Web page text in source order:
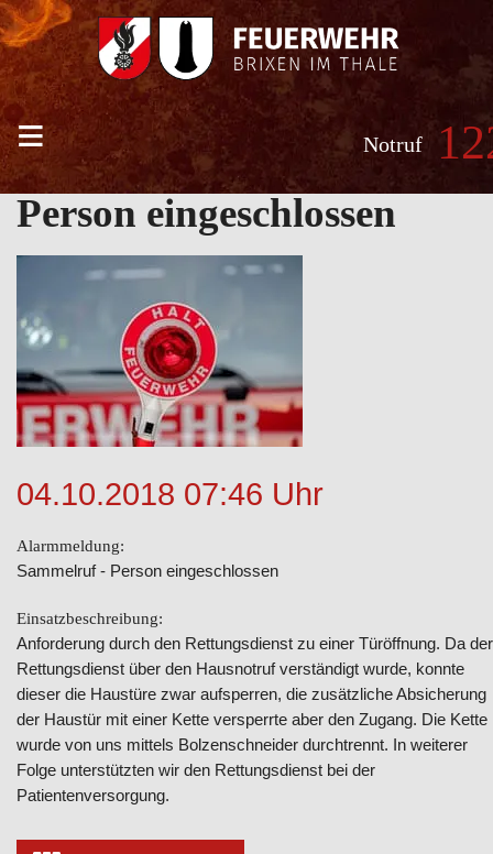
≡ Notruf
Person eingeschlossen
04.10.2018 07:46 Uhr
Alarmmeldung:
Sammelruf - Person eingeschlossen
Einsatzbeschreibung:
Anforderung durch den Rettungsdienst zu einer Türöffnung. Da der
Rettungsdienst über den Hausnotruf verständigt wurde, konnte
dieser die Haustüre zwar aufsperren, die zusätzliche Absicherung
der Haustür mit einer Kette versperrte aber den Zugang. Die Kette
wurde von uns mittels Bolzenschneider durchtrennt. In weiterer
Folge unterstützten wir den Rettungsdienst bei der
Patientenversorgung.